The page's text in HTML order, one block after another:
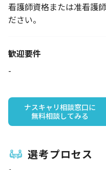
看護師資格または准看護
ださい。
歓迎要件
-
ナスキャリ相談窓口に
無料相談してみる
選考プロセス